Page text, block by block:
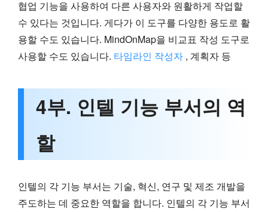
협업 기능을 사용하여 다른 사용자와 원활하게 작업할
수 있다는 것입니다. 게다가 이 도구를 다양한 용도로 활
용할 수도 있습니다. MindOnMap을 비교표 작성 도구로
사용할 수도 있습니다. 타임라인 작성자 , 계획자 등
4부. 인텔 기능 부서의 역
할
인텔의 각 기능 부서는 기술, 혁신, 연구 및 제조 개발을
주도하는 데 중요한 역할을 합니다. 인텔의 각 기능 부서